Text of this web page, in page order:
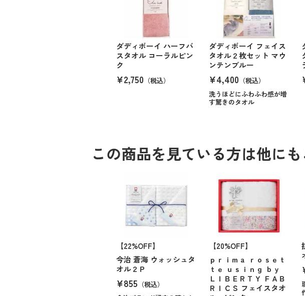
ダディボーイ ハーフバ
スタオル コーラルピン
ク
¥2,750 （税込）
ダディボーイ フェイス
タオル２枚セット マウ
ンテンブルー
¥4,400 （税込）
洗うほどにふわふわ感が増
す驚きのタオル
この商品を見ている方は他に
【22%OFF】
今治 蒼海 ウォッシュタ
オル２Ｐ
¥855 （税込）
【20%OFF】
ｐｒｉｍａ ｒｏｓｅｔ
ｔｅ ｕｓｉｎｇ ｂｙ
ＬＩＢＥＲＴＹ ＦＡＢ
ＲＩＣＳ フェイスタオ